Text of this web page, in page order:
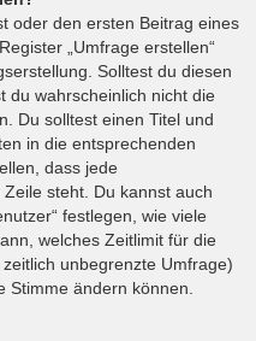
oder den ersten Beitrag eines
„Umfrage erstellen“
Solltest du diesen
du wahrscheinlich nicht die
Du solltest einen Titel und
in die entsprechenden
dass jede
steht. Du kannst auch
festlegen, wie viele
welches Zeitlimit für die
unbegrenzte Umfrage)
Stimme ändern können.